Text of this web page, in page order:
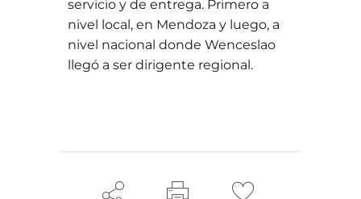
servicio y de entrega. Primero a
nivel local, en Mendoza y luego, a
nivel nacional donde Wenceslao
llegó a ser dirigente regional.